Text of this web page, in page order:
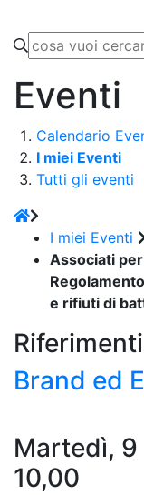
Eventi
Calendario
I miei Eventi
Tutti gli eventi
I miei Eventi
Associati
e rifiuti di
Riferimenti
Brand ed
Martedì,
10,00